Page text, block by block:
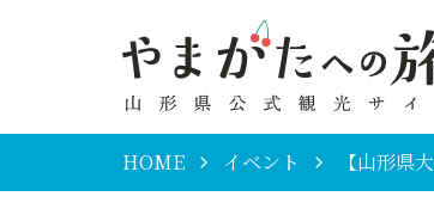
HOME イベント 【山形県